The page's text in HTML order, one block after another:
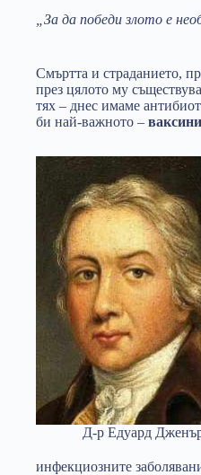
„За да победи злото е
Смъртта и страданието,
през цялото му
тях – днес имаме
би най-важното – ваксини
Д-р Едуард
инфекциозните